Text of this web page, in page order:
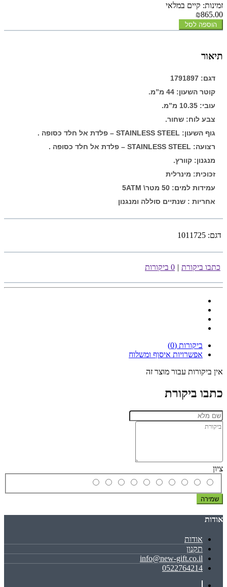
זמינות: קיים במלאי
₪865.00
הוספה לסל
תיאור
דגם: 1791897
קוטר השעון: 44 מ”מ.
עובי: 10.35 מ”מ.
צבע לוח: שחור.
גוף השעון: STAINLESS STEEL – פלדת אל חלד כסופה .
רצועה: STAINLESS STEEL – פלדת אל חלד כסופה .
מנגנון: קוורץ.
זכוכית: מינרלית
עמידות למים: 50 מטר\ 5ATM
אחריות : שנתיים סוללה ומנגנון
דגם: 1011725
כתבו ביקורת | 0 ביקורות
ביקורות (0)
אפשרויות איסוף ומשלוח
אין ביקורות עבור מוצר זה
כתבו ביקורת
ציון
שמירה
אודות
אודות
תקנון
info@new-gift.co.il
0522764214